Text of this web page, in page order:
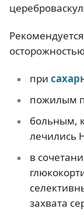
при
пожилым
больным,
лечились
в
захвата